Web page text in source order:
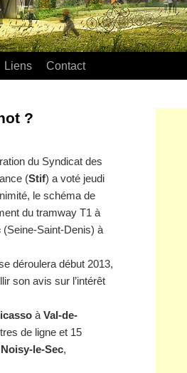
Liens Contact
?
du Syndicat des
(Stif) a voté jeudi
le schéma de
du tramway T1 à
(Seine-Saint-Denis) à
déroulera début 2013,
son avis sur l’intérêt
à Val-de-
de ligne et 15
Noisy-le-Sec,